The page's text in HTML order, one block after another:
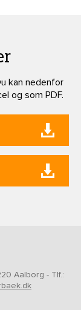
kan nedenfor
og som PDF.
Aalborg - Tlf.: